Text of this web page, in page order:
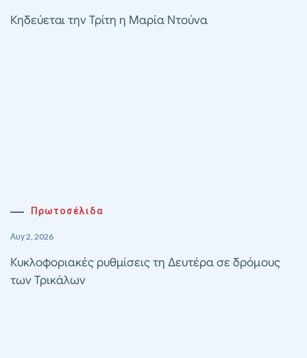
Κηδεύεται την Τρίτη η Μαρία Ντούνα
Πρωτοσέλιδα
Αυγ 2, 2026
Κυκλοφοριακές ρυθμίσεις τη Δευτέρα σε δρόμους
των Τρικάλων